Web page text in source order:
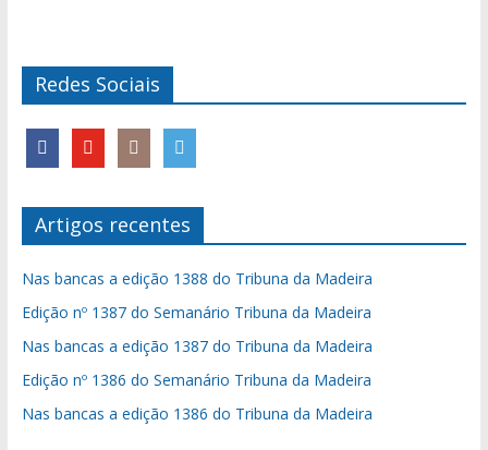
Redes Sociais
Artigos recentes
Nas bancas a edição 1388 do Tribuna da Madeira
Edição nº 1387 do Semanário Tribuna da Madeira
Nas bancas a edição 1387 do Tribuna da Madeira
Edição nº 1386 do Semanário Tribuna da Madeira
Nas bancas a edição 1386 do Tribuna da Madeira